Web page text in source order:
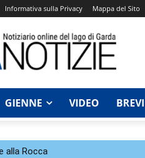
Informativa sulla Privacy Mappa del Sito
GIENNE VIDEO BREVI
alla Rocca